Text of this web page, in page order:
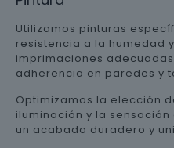
Utilizamos pinturas
resistencia a la humedad
imprimaciones
adherencia en paredes y
Optimizamos la elección
iluminación y la
un acabado duradero y